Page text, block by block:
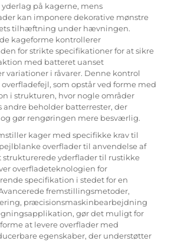
på kagerne, mens
kan imponere dekorative mønstre
tilhæftning under hævningen.
kageforme kontrollerer
for strikte specifikationer for at sikre
med batteret uanset
variationer i råvarer. Denne kontrol
som opstår ved forme med
i strukturen, hvor nogle områder
beholder batterrester, der
gør rengøringen mere besværlig.
kager med specifikke krav til
overflader til anvendelse af
strukturerede yderflader til rustikke
overfladeteknologien for
specifikation i stedet for en
fremstillingsmetoder,
præcisionsmaskinbearbejdning
gør det muligt for
at levere overflader med
egenskaber, der understøtter